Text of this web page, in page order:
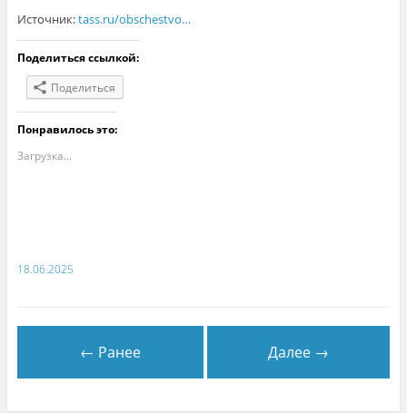
Источник:tass.ru/obschestvo…
Поделиться ссылкой:
Поделиться
Понравилось это:
Загрузка...
18.06.2025
← Ранее Далее →